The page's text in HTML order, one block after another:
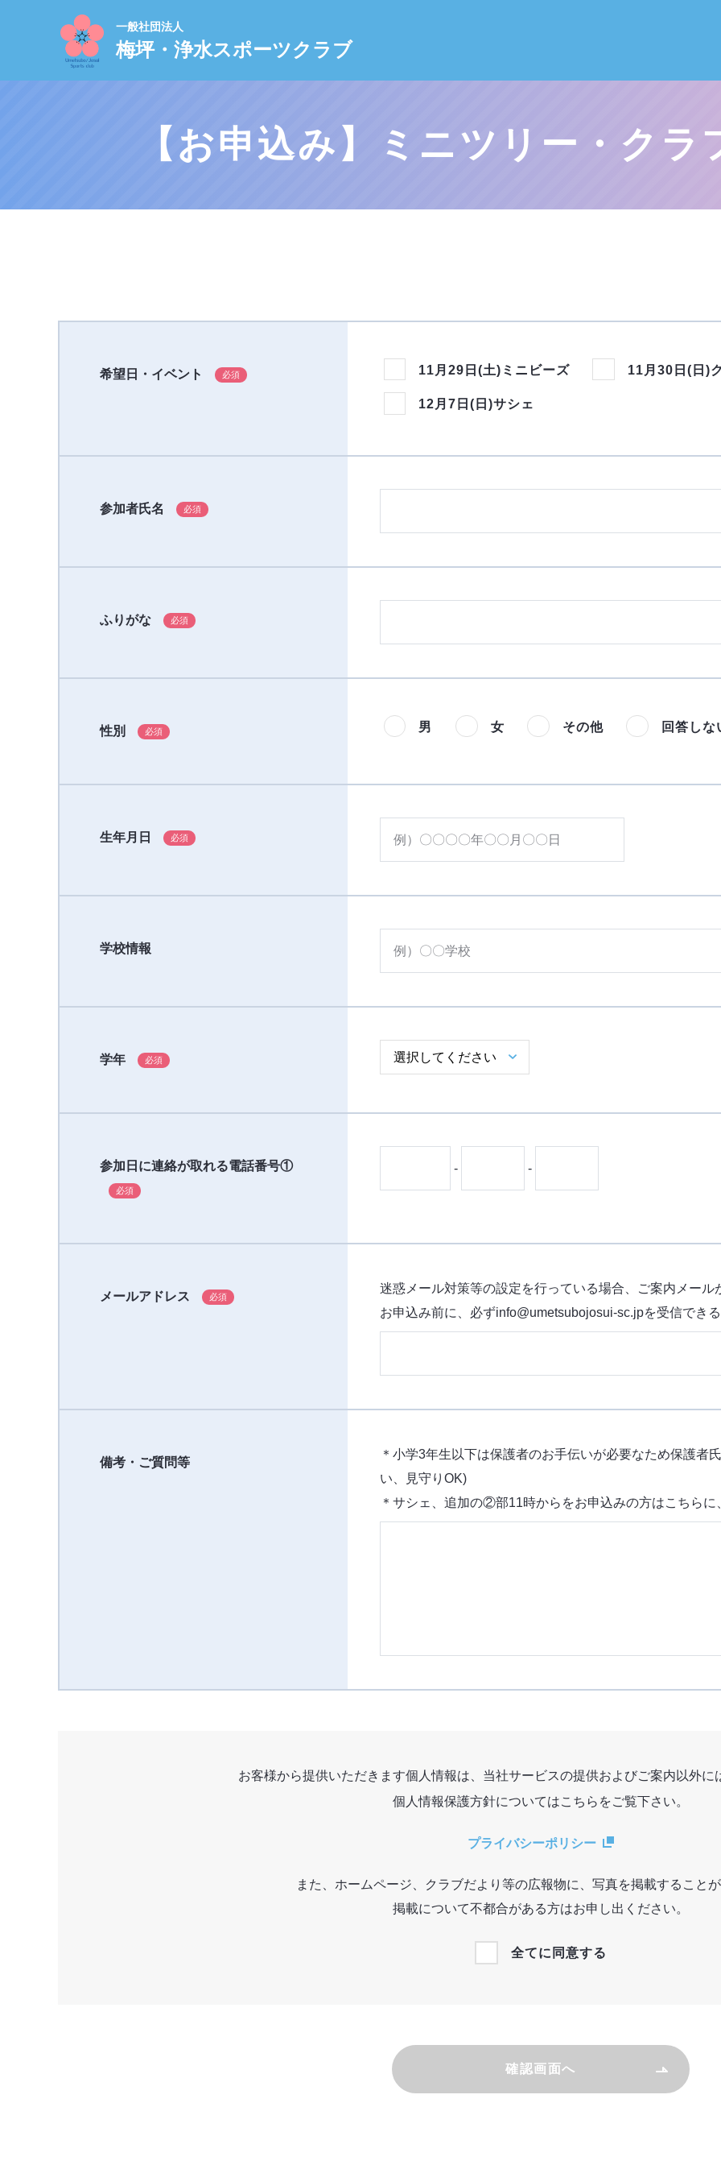
一般社団法人
梅坪・浄水スポーツクラブ
【お申込み】ミニツリー・ク
希望日・イベント 11月29日(土)ミニビーズ 11月30日(日)
12月7日(日)サシェ
参加者氏名
ふりがな
性別 男 女 その他 回答しな
生年月日
学校情報
学年
参加日に連絡が取れる電話番号① - -
メールアドレス
迷惑メール対策等の設定を行っている場合、ご案内メール
お申込み前に、必ずinfo@umetsubojosui-sc.jpを受信でき
備考・ご質問等
＊小学3年生以下は保護者のお手伝いが必要なため保護者
い、見守りOK)
＊サシェ、追加の②部11時からをお申込みの方はこちら
お客様から提供いただきます個人情報は、当社サービスの提供およびご案内以外に
個人情報保護方針についてはこちらをご覧下さい。
プライバシーポリシー
また、ホームページ、クラブだより等の広報物に、写真を掲載すること
掲載について不都合がある方はお申し出ください。
全てに同意する